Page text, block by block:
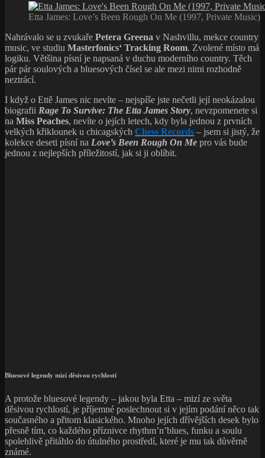
Etta James: Love’s Been Rough On Me (1997, Private Music)
Nahrávalo se u zvukaře Petera Greena v Nashvillu, mekce country
music, ve studiu Masterfonics‘ Tracking Room. Zvolené místo má
logiku. Většina písní je napsaná v duchu moderního country. Těch
pár pár soulových a bluesových čísel se ale mezi nimi rozhodně
neztrácí.
I když o Ettě James nic nevíte – nejspíše jste nečetli její neokázalou
biografii Rage To Survive: The Etta James Story, nevzpomenete si
na Miss Peaches, nevíte o jejích letech, kdy byla jednou z prvních
velkých křiklounek u chicagských Chess Records – jsem si jistý, že
kolekce deseti písní na Love’s Been Rough On Me pro vás bude
jednou z nejlepších příležitostí, jak si ji oblíbit.
Bluesové legendy mizí děsivou rychlostí
A protože bluesové legendy – jakou byla Etta – mizí ze světa
děsivou rychlostí, je příjemné poslechnout si v jejím podání něco tak
současného a přitom klasického. Mnoho jejích dřívějších desek bylo
přesně tím, co každého příznivce rhythm’n’blues, funku a soulu
spolehlivě přitáhlo do útulného prostředí, které je mu tak důvěrně
známé.